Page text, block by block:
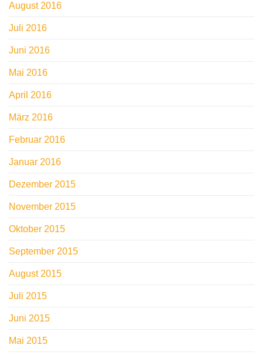
August 2016
Juli 2016
Juni 2016
Mai 2016
April 2016
März 2016
Februar 2016
Januar 2016
Dezember 2015
November 2015
Oktober 2015
September 2015
August 2015
Juli 2015
Juni 2015
Mai 2015